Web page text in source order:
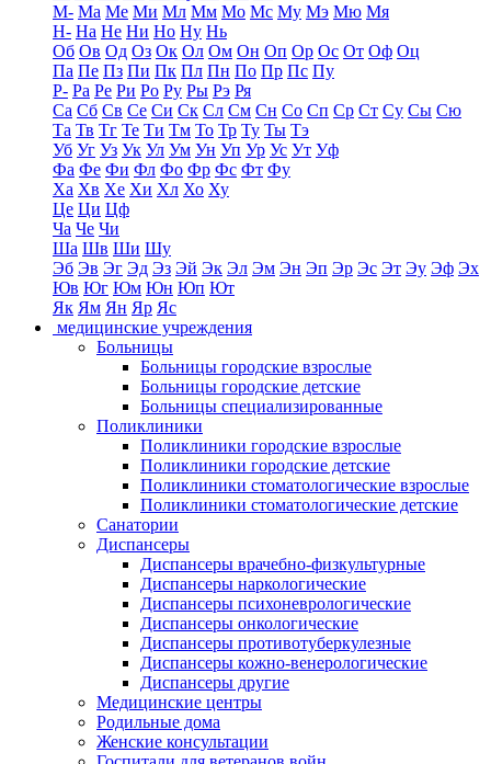
М- Ма Ме Ми Мл Мм Мо Мс Му Мэ Мю Мя
Н- На Не Ни Но Ну Нь
Об Ов Од Оз Ок Ол Ом Он Оп Ор Ос От Оф Оц
Па Пе Пз Пи Пк Пл Пн По Пр Пс Пу
Р- Ра Ре Ри Ро Ру Ры Рэ Ря
Са Сб Св Се Си Ск Сл См Сн Со Сп Ср Ст Су Сы Сю
Та Тв Тг Те Ти Тм То Тр Ту Ты Тэ
Уб Уг Уз Ук Ул Ум Ун Уп Ур Ус Ут Уф
Фа Фе Фи Фл Фо Фр Фс Фт Фу
Ха Хв Хе Хи Хл Хо Ху
Це Ци Цф
Ча Че Чи
Ша Шв Ши Шу
Эб Эв Эг Эд Эз Эй Эк Эл Эм Эн Эп Эр Эс Эт Эу Эф Эх
Юв Юг Юм Юн Юп Ют
Як Ям Ян Яр Яс
медицинские учреждения
Больницы
Больницы городские взрослые
Больницы городские детские
Больницы специализированные
Поликлиники
Поликлиники городские взрослые
Поликлиники городские детские
Поликлиники стоматологические взрослые
Поликлиники стоматологические детские
Санатории
Диспансеры
Диспансеры врачебно-физкультурные
Диспансеры наркологические
Диспансеры психоневрологические
Диспансеры онкологические
Диспансеры противотуберкулезные
Диспансеры кожно-венерологические
Диспансеры другие
Медицинские центры
Родильные дома
Женские консультации